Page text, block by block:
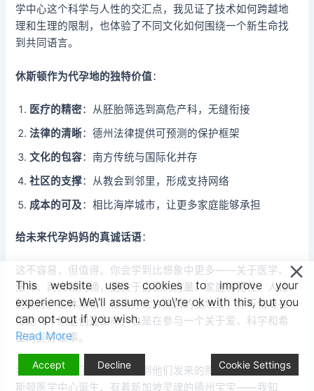
学中心这个科学与人性的交汇点，我见证了技术如何跨越地
理和生理的限制，也体验了不同文化如何围绕一个新生命找
到共同语言。
休斯顿作为代孕地的独特价值：
医疗的精密：从胚胎筛选到高危产科，无缝衔接
法律的清晰：德州法律提供可预测的保护框架
文化的包容：南方传统与国际化并存
社区的支撑：从教会到邻里，形成支持网络
成本的可及：相比海岸城市，让更多家庭能够承担
给未来代孕妈妈的真诚话语：
这不容易，但值得。你会学到比想象中更多——关于医学、
法律、跨文化沟通，更关于自己的力量、家庭的韧性、人性
的美好。在休斯顿，在南方这片热情的土地上，你不仅是在
帮助一个家庭创造生命，也是在参与一个关于爱、科学和希
望的美好故事。
我的旅程结束了，但每次看到他们发来的照片——那个在休
斯顿医学中心诞生、有着新加坡灵魂的德州宝宝——我知
This website uses cookies to improve your
experience. We\'ll assume you\'re ok with this, but you
can opt-out if you wish.
Read More
Accept Decline Cookie Settings